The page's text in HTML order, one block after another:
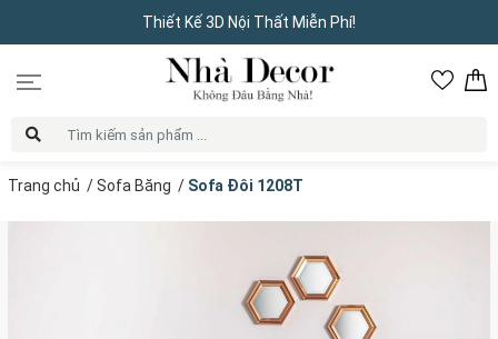
Thiết Kế 3D Nội Thất Miễn Phí!
Trang chủ /Sofa Băng / Sofa Đôi 1208T